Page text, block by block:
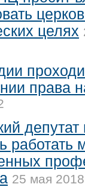
целях
права
работать
25 мая